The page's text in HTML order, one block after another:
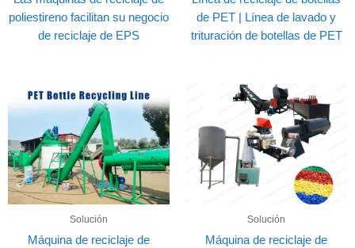
poliestireno facilitan su negocio
de reciclaje de EPS
de PET | Línea de lavado y
trituración de botellas de PET
Solución
Máquina de reciclaje de
Solución
Máquina de reciclaje de